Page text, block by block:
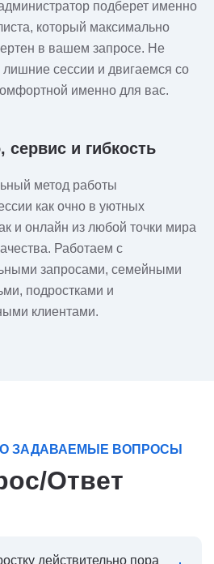
подберет именно
который максимально
в вашем запросе. Не
сессии и двигаемся со
именно для вас.
сервис и гибкость
метод работы
как очно в уютных
и онлайн из любой точки мира
Работаем с
запросами, семейными
подростками и
клиентами.
ЗАДАВАЕМЫЕ ВОПРОСЫ
Ответ
действительно пора